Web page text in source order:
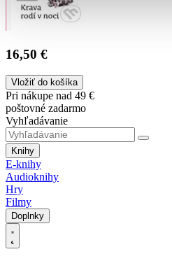
16,50 €
Vložiť do košíka
Pri nákupe nad 49 €
poštovné zadarmo
Vyhľadávanie
Knihy
E-knihy
Audioknihy
Hry
Filmy
Doplnky